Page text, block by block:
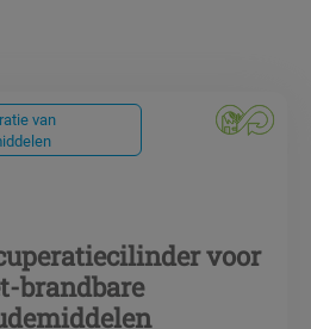
van
voor
brandbare